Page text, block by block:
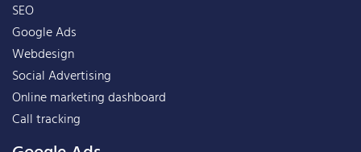
SEO
Google Ads
Webdesign
Social Advertising
Online marketing dashboard
Call tracking